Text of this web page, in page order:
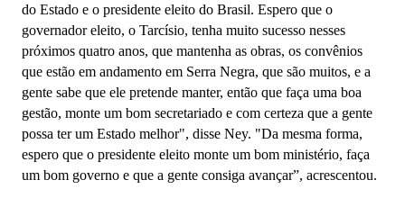
do Estado e o presidente eleito do Brasil. Espero que o
governador eleito, o Tarcísio, tenha muito sucesso nesses
próximos quatro anos, que mantenha as obras, os convênios
que estão em andamento em Serra Negra, que são muitos, e a
gente sabe que ele pretende manter, então que faça uma boa
gestão, monte um bom secretariado e com certeza que a gente
possa ter um Estado melhor", disse Ney. "Da mesma forma,
espero que o presidente eleito monte um bom ministério, faça
um bom governo e que a gente consiga avançar”, acrescentou.